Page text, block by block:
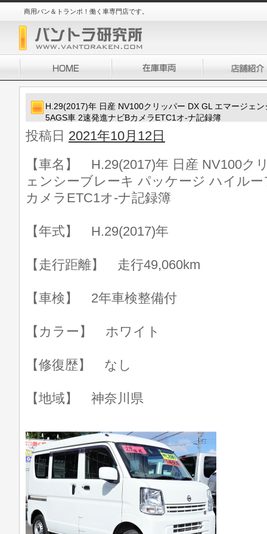
商用バン＆トランポ！働く車専門店です。
H.29(2017)年 日産 NV100クリッパー DX GL エマージェ
5AGS車 2速発進ナビBカメラETC1オ-ナ記録簿
投稿日 2021年10月12日
【車名】 H.29(2017)年 日産 NV100ク
ェンシーブレーキ パッケージ ハイル
カメラETC1オ-ナ記録簿
【年式】 H.29(2017)年
【走行距離】 走行49,060km
【車検】 2年車検整備付
【カラー】 ホワイト
【修復歴】 なし
【地域】 神奈川県